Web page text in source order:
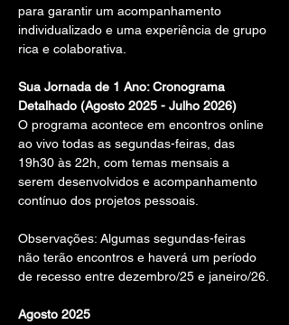
para garantir um acompanhamento
individualizado e uma experiência de grupo
rica e colaborativa.
Sua Jornada de 1 Ano: Cronograma
Detalhado (Agosto 2025 - Julho 2026)
O programa acontece em encontros online
ao vivo todas as segundas-feiras, das
19h30 às 22h, com temas mensais a
serem desenvolvidos e acompanhamento
contínuo dos projetos pessoais.
Observações: Algumas segundas-feiras
não terão encontros e haverá um período
de recesso entre dezembro/25 e janeiro/26.
Agosto 2025